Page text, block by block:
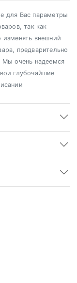
для Вас параметры
так как
изменять внешний
предварительно
Мы очень надеемся
глубочайшие